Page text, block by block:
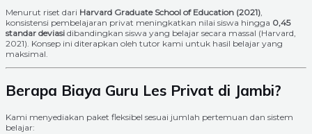
Menurut riset dari Harvard Graduate School of Education (2021),
konsistensi pembelajaran privat meningkatkan nilai siswa hingga 0,45
standar deviasi dibandingkan siswa yang belajar secara massal (Harvard,
2021). Konsep ini diterapkan oleh tutor kami untuk hasil belajar yang
maksimal.
Berapa Biaya Guru Les Privat di Jambi?
Kami menyediakan paket fleksibel sesuai jumlah pertemuan dan sistem
belajar: